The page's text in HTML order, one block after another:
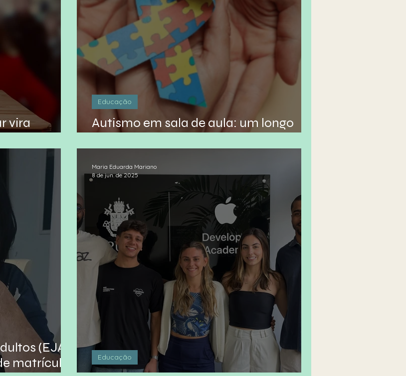
vira
Autismo em sala de aula: um longo
Educação
(EJA)
matrículas
Educação
Maria Eduarda Mariano
8 de jun. de 2025